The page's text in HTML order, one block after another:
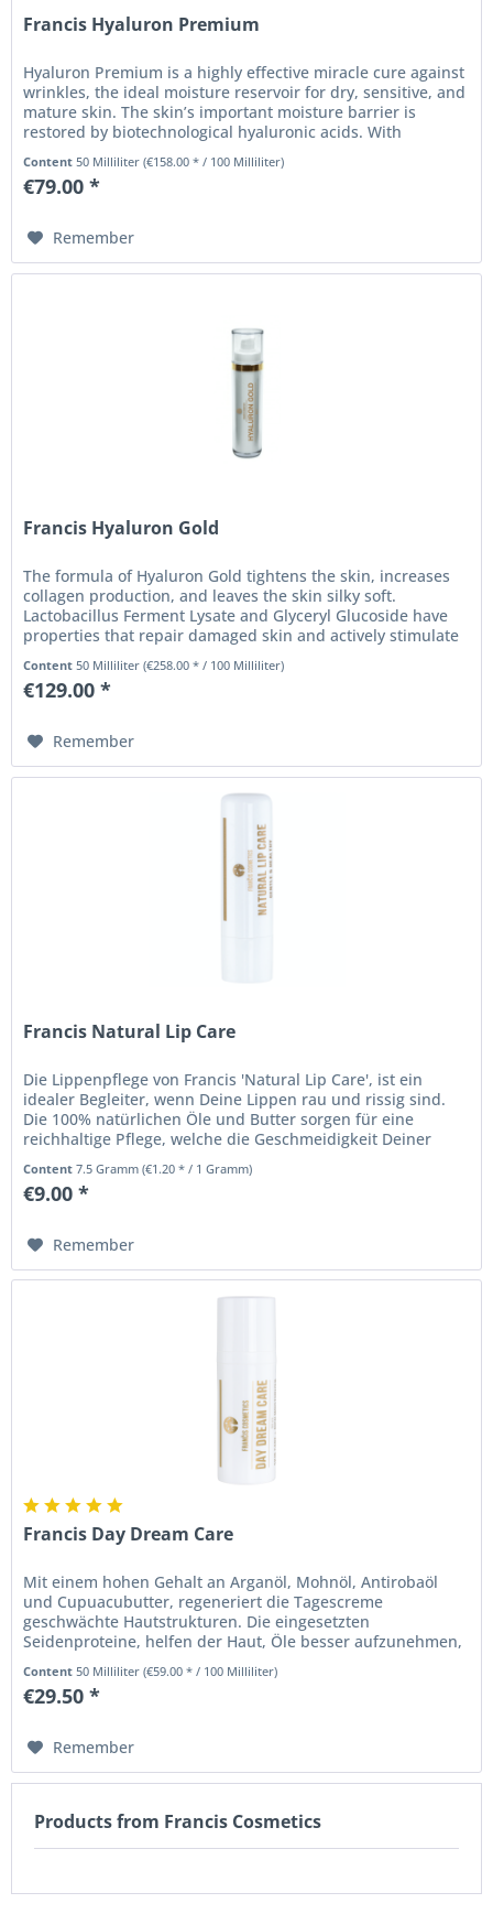
Francis Hyaluron Premium
Hyaluron Premium is a highly effective miracle cure against
wrinkles, the ideal moisture reservoir for dry, sensitive, and
mature skin. The skin’s important moisture barrier is
restored by biotechnological hyaluronic acids. With
Content50 Milliliter(€158.00 * / 100 Milliliter)
€79.00 *
Remember
Francis Hyaluron Gold
The formula of Hyaluron Gold tightens the skin, increases
collagen production, and leaves the skin silky soft.
Lactobacillus Ferment Lysate and Glyceryl Glucoside have
properties that repair damaged skin and actively stimulate
Content 50 Milliliter(€258.00 * / 100 Milliliter)
€129.00 *
Remember
Francis Natural Lip Care
Die Lippenpflege von Francis 'Natural Lip Care', ist ein
idealer Begleiter, wenn Deine Lippen rau und rissig sind.
Die 100% natürlichen Öle und Butter sorgen für eine
reichhaltige Pflege, welche die Geschmeidigkeit Deiner
Content7.5 Gramm(€1.20 * / 1 Gramm)
€9.00 *
Remember
Francis Day Dream Care
Mit einem hohen Gehalt an Arganöl, Mohnöl, Antirobaöl
und Cupuacubutter, regeneriert die Tagescreme
geschwächte Hautstrukturen. Die eingesetzten
Seidenproteine, helfen der Haut, Öle besser aufzunehmen,
Feuchtigkeit effektiver zu...
Content50 Milliliter(€59.00 * / 100 Milliliter)
€29.50 *
Remember
Products from Francis Cosmetics